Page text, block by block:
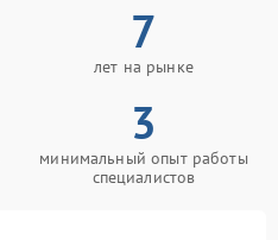
7
лет на рынке
3
минимальный опыт работы
специалистов